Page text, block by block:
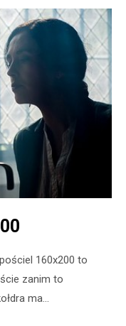
160x200 to
zanim to
ma...